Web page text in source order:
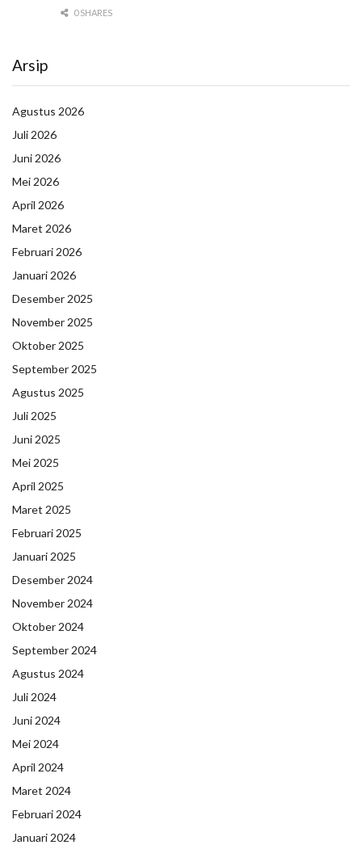
0 SHARES
Arsip
Agustus 2026
Juli 2026
Juni 2026
Mei 2026
April 2026
Maret 2026
Februari 2026
Januari 2026
Desember 2025
November 2025
Oktober 2025
September 2025
Agustus 2025
Juli 2025
Juni 2025
Mei 2025
April 2025
Maret 2025
Februari 2025
Januari 2025
Desember 2024
November 2024
Oktober 2024
September 2024
Agustus 2024
Juli 2024
Juni 2024
Mei 2024
April 2024
Maret 2024
Februari 2024
Januari 2024